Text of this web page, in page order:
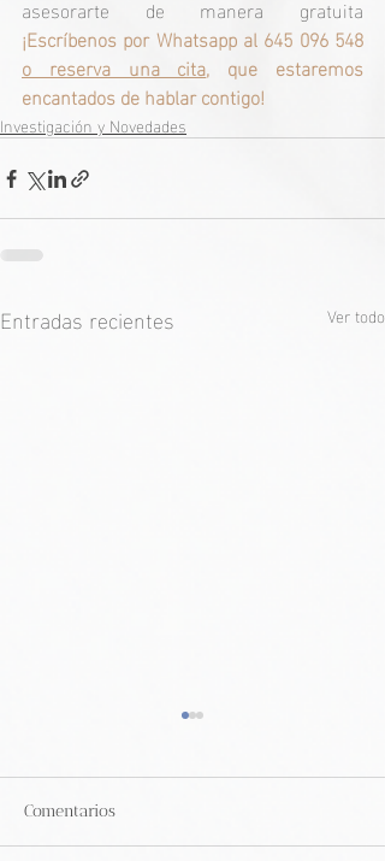
o reserva una cita, que estaremos
encantados de hablar contigo!
Investigación y Novedades
Entradas recientes Ver todo
Comentarios